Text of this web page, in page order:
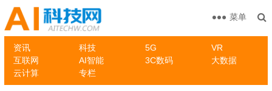
资讯 科技 5G
VR
互联网
AI智能 3C数码
大数据
云计算
专栏
菜单